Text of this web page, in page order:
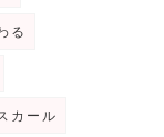
る
カール